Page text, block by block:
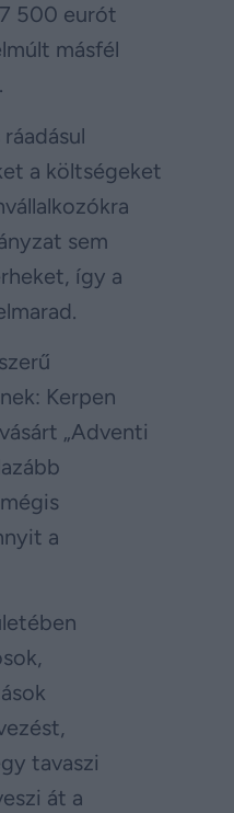
500 eurót
másfél
.
a költségeket
sem
így a
Kerpen
„Adventi
a
tavaszi
át a